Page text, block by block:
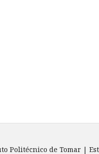
Politécnico de Tomar |